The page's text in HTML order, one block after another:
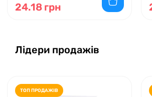
24.18 грн
Лідери продажів
ТОП ПРОДАЖІВ